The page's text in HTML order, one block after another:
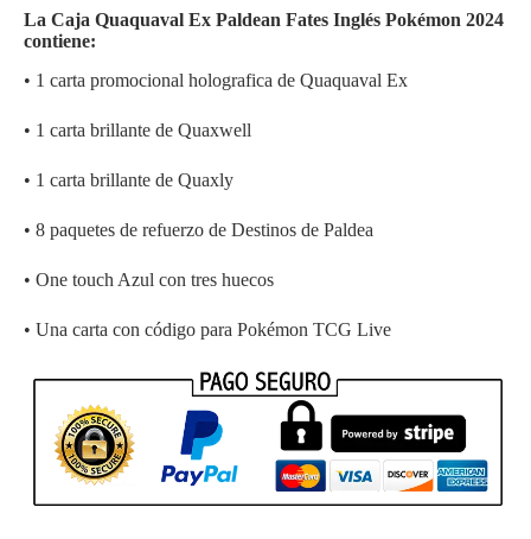
original
era:
actual
es:
La Caja Quaquaval Ex Paldean Fates Inglés Pokémon 2024
contiene:
• 1 carta promocional holografica de Quaquaval Ex
• 1 carta brillante de Quaxwell
• 1 carta brillante de Quaxly
• 8 paquetes de refuerzo de Destinos de Paldea
• One touch Azul con tres huecos
• Una carta con código para Pokémon TCG Live